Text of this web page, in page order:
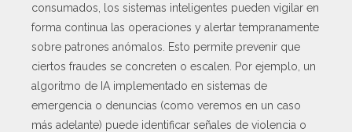
consumados, los sistemas inteligentes pueden vigilar en
forma continua las operaciones y alertar tempranamente
sobre patrones anómalos. Esto permite prevenir que
ciertos fraudes se concreten o escalen. Por ejemplo, un
algoritmo de IA implementado en sistemas de
emergencia o denuncias (como veremos en un caso
más adelante) puede identificar señales de violencia o